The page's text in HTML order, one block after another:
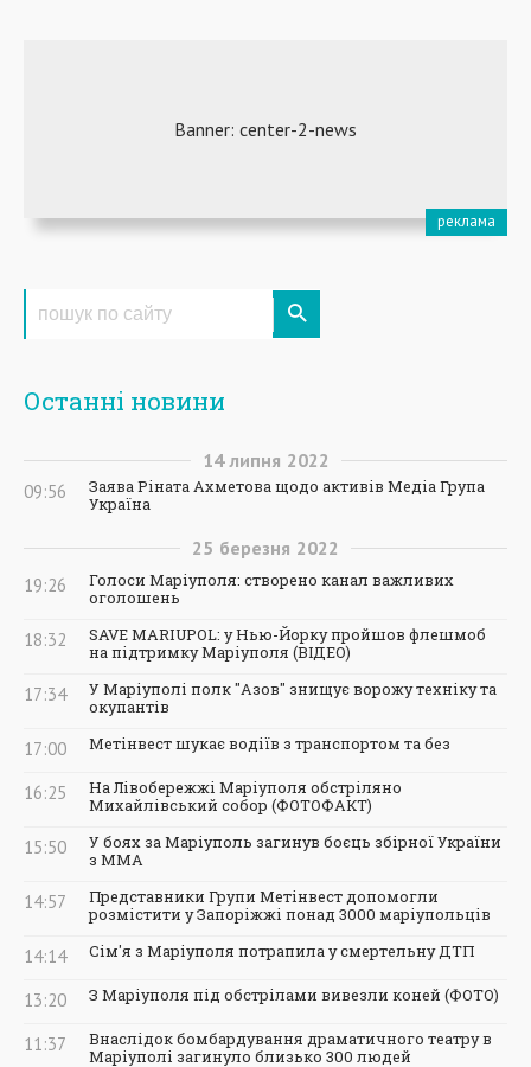
Останні новини
14 липня 2022
09:56
Заява Ріната Ахметова щодо активів Медіа Група
Україна
25 березня 2022
19:26
Голоси Маріуполя: створено канал важливих
оголошень
18:32
SAVE MARIUPOL: у Нью-Йорку пройшов флешмоб
на підтримку Маріуполя (ВІДЕО)
17:34
У Маріуполі полк "Азов" знищує ворожу техніку та
окупантів
17:00 Метінвест шукає водіїв з транспортом та без
16:25
На Лівобережжі Маріуполя обстріляно
Михайлівський собор (ФОТОФАКТ)
15:50
У боях за Маріуполь загинув боєць збірної України
з ММА
14:57
Представники Групи Метінвест допомогли
розмістити у Запоріжжі понад 3000 маріупольців
14:14 Сім'я з Маріуполя потрапила у смертельну ДТП
13:20 З Маріуполя під обстрілами вивезли коней (ФОТО)
11:37
Внаслідок бомбардування драматичного театру в
Маріуполі загинуло близько 300 людей